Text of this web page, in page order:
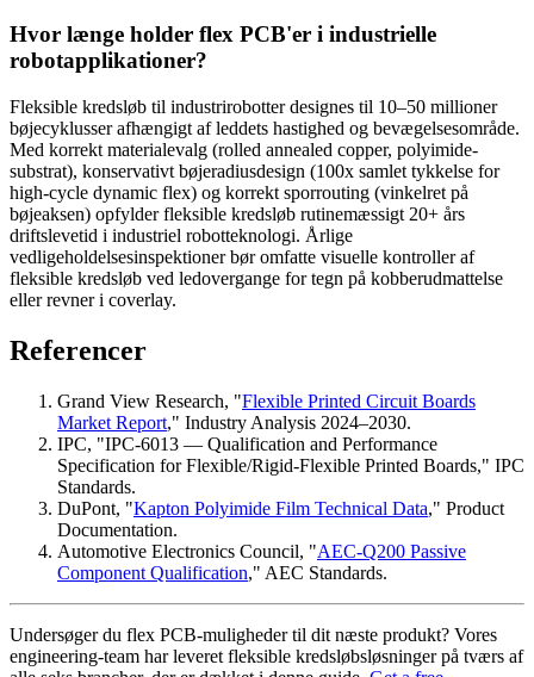
Hvor længe holder flex PCB'er i industrielle
robotapplikationer?
Fleksible kredsløb til industrirobotter designes til 10–50 millioner
bøjecyklusser afhængigt af leddets hastighed og bevægelsesområde.
Med korrekt materialevalg (rolled annealed copper, polyimide-
substrat), konservativt bøjeradiusdesign (100x samlet tykkelse for
high-cycle dynamic flex) og korrekt sporrouting (vinkelret på
bøjeaksen) opfylder fleksible kredsløb rutinemæssigt 20+ års
driftslevetid i industriel robotteknologi. Årlige
vedligeholdelsesinspektioner bør omfatte visuelle kontroller af
fleksible kredsløb ved ledovergange for tegn på kobberudmattelse
eller revner i coverlay.
Referencer
Grand View Research, "Flexible Printed Circuit Boards
Market Report," Industry Analysis 2024–2030.
IPC, "IPC-6013 — Qualification and Performance
Specification for Flexible/Rigid-Flexible Printed Boards," IPC
Standards.
DuPont, "Kapton Polyimide Film Technical Data," Product
Documentation.
Automotive Electronics Council, "AEC-Q200 Passive
Component Qualification," AEC Standards.
Undersøger du flex PCB-muligheder til dit næste produkt? Vores
engineering-team har leveret fleksible kredsløbsløsninger på tværs af